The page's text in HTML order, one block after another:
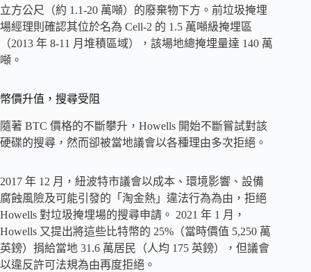
立方公尺（約 1.1-20 萬噸）的廢棄物下方。前垃圾掩埋
場經理則確認其位於名為 Cell-2 的 1.5 萬噸級掩埋區
（2013 年 8-11 月堆積區域），該場地總掩埋量達 140 萬
噸。
幣價升值，搜尋受阻
隨著 BTC 價格的不斷攀升，Howells 開始不斷嘗試對該
硬碟的搜尋，然而卻被當地議會以各種理由多次拒絕。
2017 年 12 月，紐波特市議會以成本、環境影響、設備
腐蝕風險及可能引發的「淘金熱」違法行為為由，拒絕
Howells 對垃圾掩埋場的搜尋申請。 2021 年 1 月，
Howells 又提出將這些比特幣的 25%（當時價值 5,250 萬
英鎊）捐給當地 31.6 萬居民（人均 175 英鎊），但議會
以違反許可法規為由再度拒絕。